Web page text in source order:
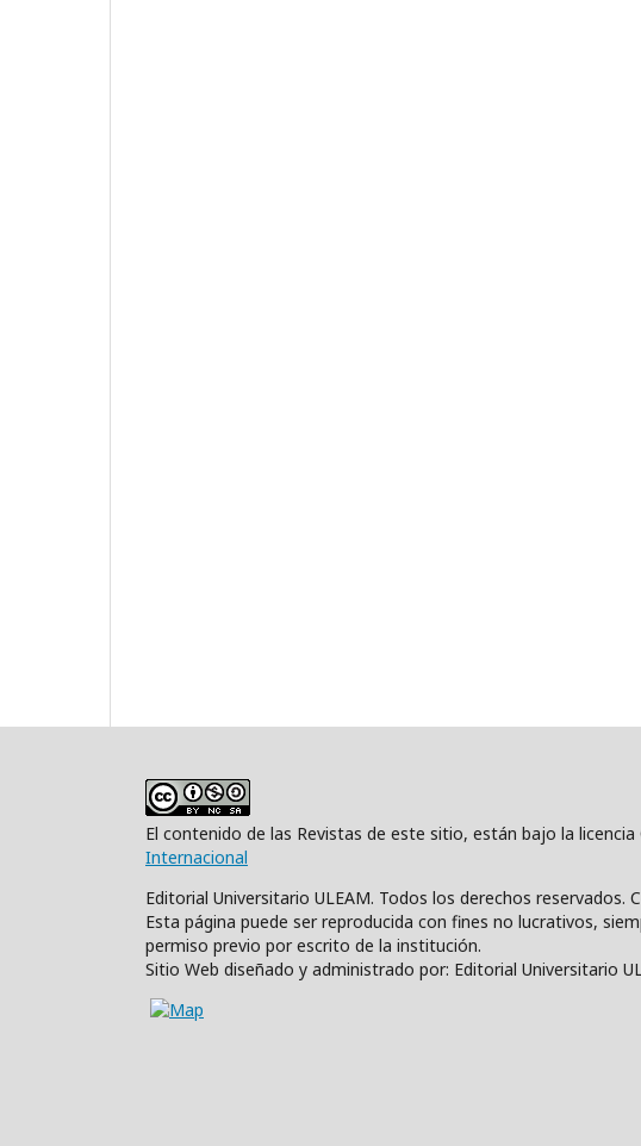
El contenido de las Revistas de este sitio, están bajo la
Internacional
Editorial Universitario ULEAM. Todos los derechos reservados.
Esta página puede ser reproducida con fines no lucrativos,
permiso previo por escrito de la institución.
Sitio Web diseñado y administrado por: Editorial Universitario